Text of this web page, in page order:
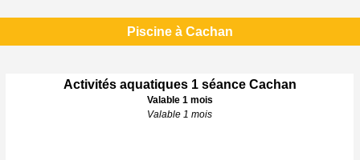
Piscine à Cachan
Activités aquatiques 1 séance Cachan
Valable 1 mois
Valable 1 mois